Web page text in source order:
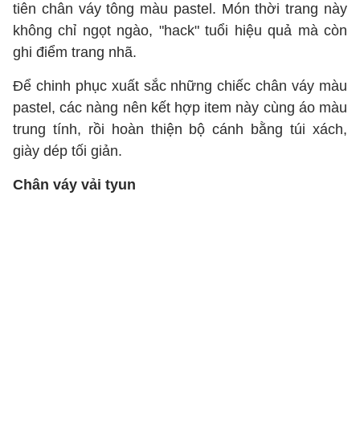
tiên chân váy tông màu pastel. Món thời trang này
không chỉ ngọt ngào, "hack" tuổi hiệu quả mà còn
ghi điểm trang nhã.
Để chinh phục xuất sắc những chiếc chân váy màu
pastel, các nàng nên kết hợp item này cùng áo màu
trung tính, rồi hoàn thiện bộ cánh bằng túi xách,
giày dép tối giản.
Chân váy vải tyun